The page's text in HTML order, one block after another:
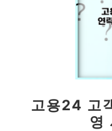
고용24 고
영